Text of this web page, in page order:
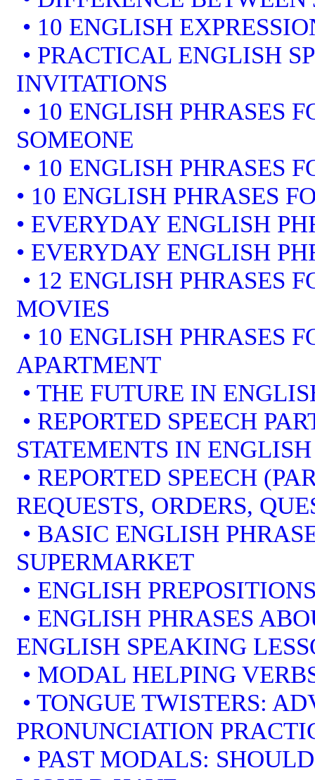
• 10 ENGLISH
• PRACTICAL ENGLISH
INVITATIONS
• 10 ENGLISH PHRASES
SOMEONE
• 10 ENGLISH PHRASES
• 10 ENGLISH PHRASES
• EVERYDAY ENGLISH
• EVERYDAY ENGLISH
• 12 ENGLISH PHRASES
MOVIES
• 10 ENGLISH PHRASES
APARTMENT
• THE FUTURE IN
• REPORTED SPEECH
STATEMENTS IN ENGLISH
• REPORTED SPEECH
REQUESTS, ORDERS,
• BASIC ENGLISH
SUPERMARKET
• ENGLISH
• ENGLISH PHRASES
ENGLISH SPEAKING
• MODAL HELPING
• TONGUE TWISTERS:
PRONUNCIATION
• PAST MODALS: